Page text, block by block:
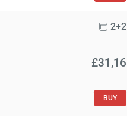
2+2
£‎31,16
BUY